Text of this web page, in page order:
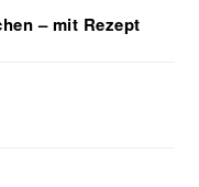
– mit Rezept